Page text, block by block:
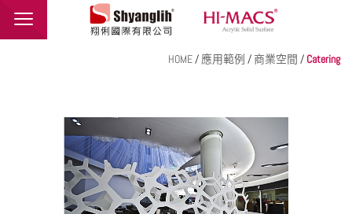
翔俐國際有限公司
品牌介紹
應用範例
聯絡我們
HOME/ 應用範例 / 商業空間 / Catering